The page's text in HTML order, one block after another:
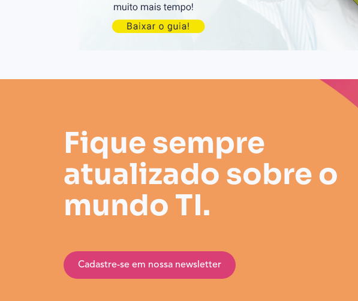
Fique sempre
atualizado sobre o
mundo TI.
Cadastre-se em nossa newsletter